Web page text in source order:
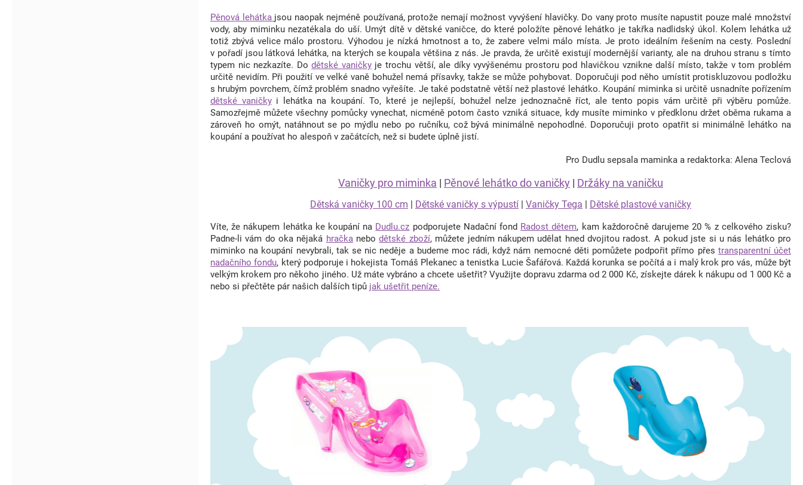
Pěnová lehátka jsou naopak nejméně používaná, protože nemají možnost vyvýšení hlavičky. Do vany proto musíte napustit pouze malé množství
vody, aby miminku nezatékala do uší. Umýt dítě v dětské vaničce, do které položíte pěnové lehátko je takřka nadlidský úkol. Kolem lehátka už
totiž zbývá velice málo prostoru. Výhodou je nízká hmotnost a to, že zabere velmi málo místa. Je proto ideálním řešením na cesty. Poslední
v pořadí jsou látková lehátka, na kterých se koupala většina z nás. Je pravda, že určitě existují modernější varianty, ale na druhou stranu s tímto
typem nic nezkazíte. Dodětské vaničkyje trochu větší, ale díky vyvýšenému prostoru pod hlavičkou vznikne další místo, takže v tom problém
určitě nevidím. Při použití ve velké vaně bohužel nemá přísavky, takže se může pohybovat. Doporučuji pod něho umístit protiskluzovou podložku
s hrubým povrchem, čímž problém snadno vyřešíte. Je také podstatně větší než plastové lehátko. Koupání miminka si určitě usnadníte pořízením
dětské vaničkyi lehátka na koupání. To, které je nejlepší, bohužel nelze jednoznačně říct, ale tento popis vám určitě při výběru pomůže.
Samozřejmě můžete všechny pomůcky vynechat, nicméně potom často vzniká situace, kdy musíte miminko v předklonu držet oběma rukama a
zároveň ho omýt, natáhnout se po mýdlu nebo po ručníku, což bývá minimálně nepohodlné. Doporučuji proto opatřit si minimálně lehátko na
koupání a používat ho alespoň v začátcích, než si budete úplně jistí.
Pro Dudlu sepsala maminka a redaktorka: Alena Teclová
Vaničky pro miminka | Pěnové lehátko do vaničky | Držáky na vaničku
Dětská vaničky 100 cm | Dětské vaničky s výpustí | Vaničky Tega | Dětské plastové vaničky
Víte, že nákupem lehátka ke koupání na Dudlu.cz podporujete Nadační fond Radost dětem, kam každoročně darujeme 20 % z celkového zisku?
Padne-li vám do oka nějaká hračka nebodětské zboží, můžete jedním nákupem udělat hned dvojitou radost. A pokud jste si u nás lehátko pro
miminko na koupání nevybrali, tak se nic neděje a budeme moc rádi, když nám nemocné děti pomůžete podpořit přímo přes transparentní účet
nadačního fondu, který podporuje i hokejista Tomáš Plekanec a tenistka Lucie Šafářová. Každá korunka se počítá a i malý krok pro vás, může být
velkým krokem pro někoho jiného. Už máte vybráno a chcete ušetřit? Využijte dopravu zdarma od 2 000 Kč, získejte dárek k nákupu od 1 000 Kč a
nebo si přečtěte pár našich dalších tipů jak ušetřit peníze.